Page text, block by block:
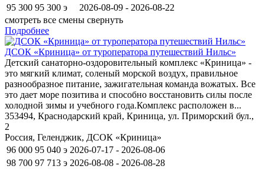
95 300 95 300 э
2026-08-09 - 2026-08-22
смотреть все смены свернуть
Подробнее
ДСОК «Криница» от туроператора путешествий Нильс»
Детский санаторно-оздоровительный комплекс «Криница» -
это мягкий климат, соленый морской воздух, правильное
разнообразное питание, зажигательная команда вожатых. Все
это дает море позитива и способно восстановить силы после
холодной зимы и учебного года.Комплекс расположен в...
353494, Краснодарский край, Криница, ул. Приморский бул.,
2
Россия, Геленджик, ДСОК «Криница»
96 000 95 040 э 2026-07-17 - 2026-08-06
98 700 97 713 э 2026-08-08 - 2026-08-28